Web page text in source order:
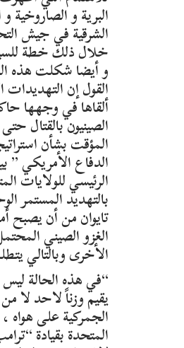
البرية و
الشرقية في جيش
خلال ذلك خطة
و أيضا شكلت هذه
القول إن
ألقاها في وجهها
الصينيون بالقتال
المؤقت بشأن
الدفاع الأمريكي ”
الرئيسي للولايات
بالتهديد المستمر
تايوان من أن يصبح
الغزو الصيني
الأخرى وبالتالي
“في هذه الحالة
يقيم وزناً لاحد لا
الجمركية على هواه
المتحدة بقيادة